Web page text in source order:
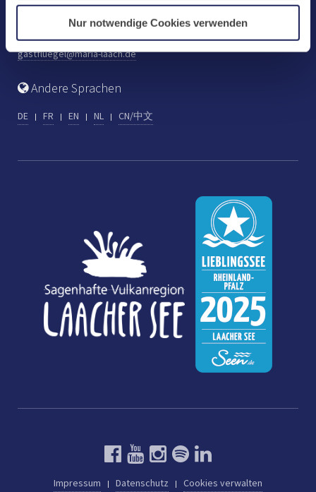
Nur notwendige Cookies verwenden
Tel: +49 (0) 2652 59-313
Fax: +49 (0) 2652 59-282
gastfluegel@maria-laach.de
Andere Sprachen
DE FR EN NL CN/中文
Impressum Datenschutz Cookies verwalten